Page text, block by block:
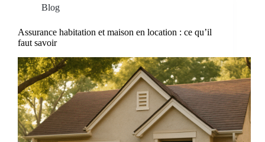
Blog
Assurance habitation et maison en location : ce qu’il
faut savoir